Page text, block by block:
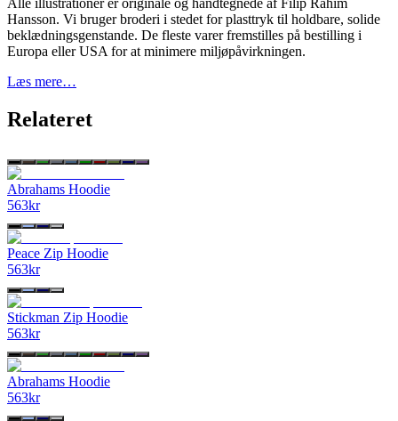
Alle illustrationer er originale og håndtegnede af Filip Rahim
Hansson. Vi bruger broderi i stedet for plasttryk til holdbare, solide
beklædningsgenstande. De fleste varer fremstilles på bestilling i
Europa eller USA for at minimere miljøpåvirkningen.
Læs mere…
Relateret
Abrahams Hoodie
563kr
Peace Zip Hoodie
563kr
Stickman Zip Hoodie
563kr
Abrahams Hoodie
563kr